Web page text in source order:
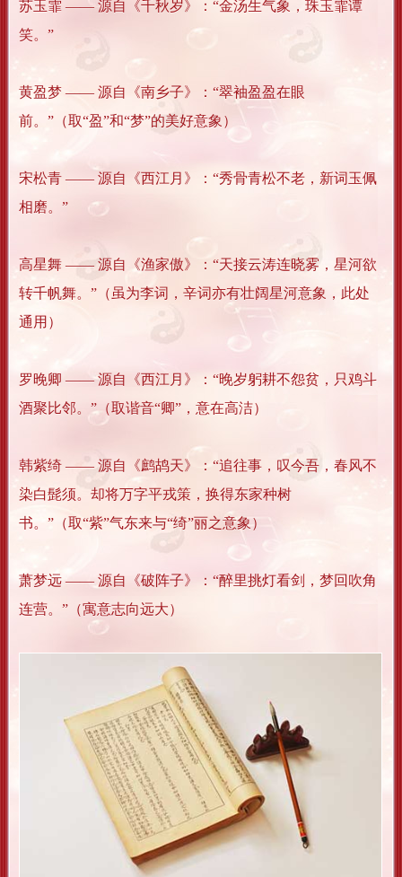
苏玉霏 —— 源自《千秋岁》：“金汤生气象，珠玉霏谭
笑。”
黄盈梦 —— 源自《南乡子》：“翠袖盈盈在眼
前。”（取“盈”和“梦”的美好意象）
宋松青 —— 源自《西江月》：“秀骨青松不老，新词玉佩
相磨。”
高星舞 —— 源自《渔家傲》：“天接云涛连晓雾，星河欲
转千帆舞。”（虽为李词，辛词亦有壮阔星河意象，此处
通用）
罗晚卿 —— 源自《西江月》：“晚岁躬耕不怨贫，只鸡斗
酒聚比邻。”（取谐音“卿”，意在高洁）
韩紫绮 —— 源自《鹧鸪天》：“追往事，叹今吾，春风不
染白髭须。却将万字平戎策，换得东家种树
书。”（取“紫”气东来与“绮”丽之意象）
萧梦远 —— 源自《破阵子》：“醉里挑灯看剑，梦回吹角
连营。”（寓意志向远大）